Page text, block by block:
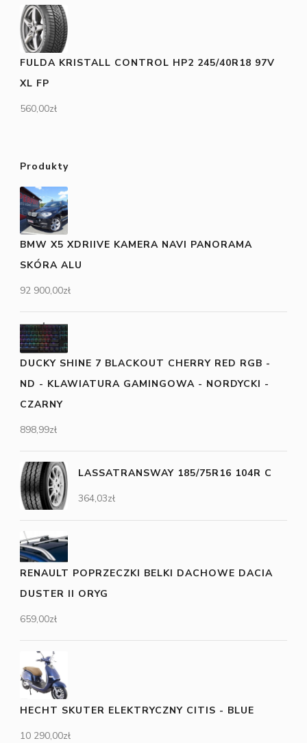
FULDA KRISTALL CONTROL HP2 245/40R18 97V
XL FP
560,00zł
Produkty
BMW X5 XDRIIVE KAMERA NAVI PANORAMA
SKÓRA ALU
92 900,00zł
DUCKY SHINE 7 BLACKOUT CHERRY RED RGB -
ND - KLAWIATURA GAMINGOWA - NORDYCKI -
CZARNY
898,99zł
LASSATRANSWAY 185/75R16 104R C
364,03zł
RENAULT POPRZECZKI BELKI DACHOWE DACIA
DUSTER II ORYG
659,00zł
HECHT SKUTER ELEKTRYCZNY CITIS - BLUE
10 290,00zł